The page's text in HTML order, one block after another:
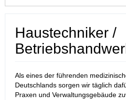
Haustechniker /
Als eines der führenden
Deutschlands sorgen wir täglich
Praxen und Verwaltungsgebäude